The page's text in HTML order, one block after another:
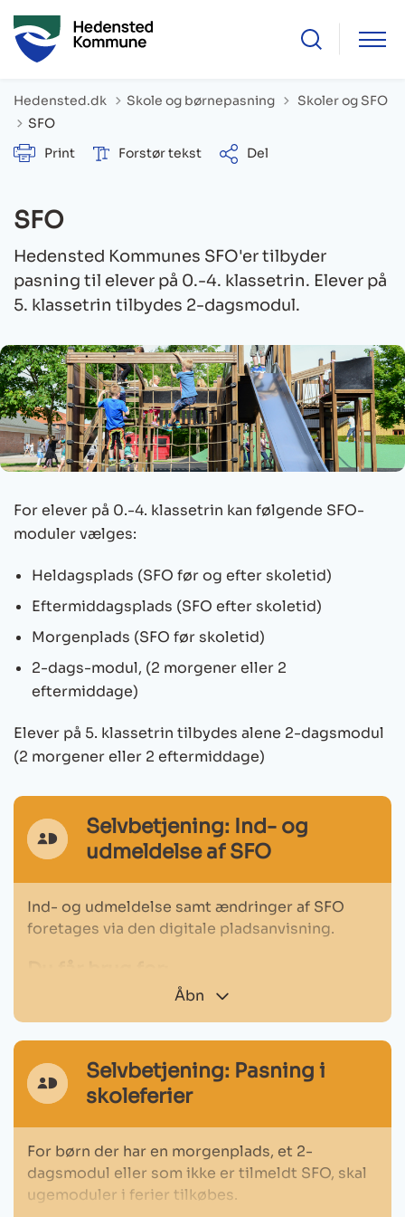
Hedensted.dk Skole og børnepasning Tilbage til
Skoler og SFO
SFO
Print
Forstør tekst Del
SFO
Hedensted Kommunes SFO'er tilbyder
pasning til elever på 0.-4. klassetrin. Elever på
5. klassetrin tilbydes 2-dagsmodul.
For elever på 0.-4. klassetrin kan følgende SFO-
moduler vælges:
Heldagsplads (SFO før og efter skoletid)
Eftermiddagsplads (SFO efter skoletid)
Morgenplads (SFO før skoletid)
2-dags-modul, (2 morgener eller 2
eftermiddage)
Elever på 5. klassetrin tilbydes alene 2-dagsmodul
(2 morgener eller 2 eftermiddage)
MitId
Selvbetjening: Ind- og
udmeldelse af SFO
Åbn
Ind- og udmeldelse samt ændringer af SFO
foretages via den digitale pladsanvisning.
Hvis du ikke har MitID, kan du kontakte
Borgerservice.
MitId
Ikon
Udmeldelse
Et barn kan tidligst meldes ud efter 2 måneder
MitId
Selvbetjening: Pasning i
skoleferier
For børn der har en morgenplads, et 2-
dagsmodul eller som ikke er tilmeldt SFO, skal
ugemoduler i ferier tilkøbes.